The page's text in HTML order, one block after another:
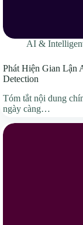
AI &
Phát Hiện Gian Lận
Detection
Tóm tắt nội dung
ngày càng…